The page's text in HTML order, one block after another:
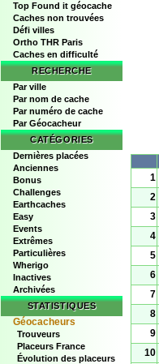
Top Found it géocache
Caches non trouvées
Défi villes
Ortho THR Paris
Caches en difficulté
RECHERCHE
Par ville
Par nom de cache
Par numéro de cache
Par Géocacheur
CATÉGORIES
Dernières placées
Anciennes
Bonus
Challenges
Earthcaches
Easy
Events
Extrêmes
Particulières
Wherigo
Inactives
Archivées
STATISTIQUES
Géocacheurs
Trouveurs
Placeurs France
Évolution des placeurs
1
2
3
4
5
6
7
8
9
10